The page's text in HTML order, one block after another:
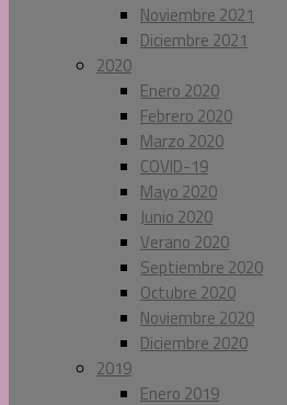
Noviembre 2021
Diciembre 2021
2020
Enero 2020
Febrero 2020
Marzo 2020
COVID-19
Mayo 2020
Junio 2020
Verano 2020
Septiembre 2020
Octubre 2020
Noviembre 2020
Diciembre 2020
2019
Enero 2019